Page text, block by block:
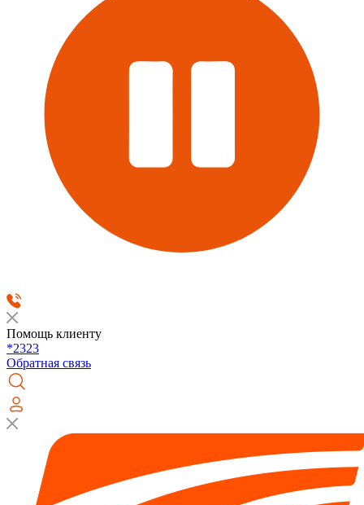
Помощь клиенту
*2323
Обратная связь